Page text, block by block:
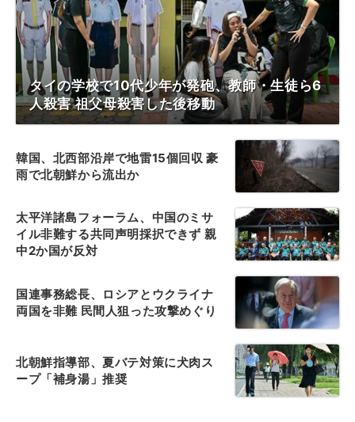
タイの学校で10代少年が発砲、教師・生徒ら6
人殺害 祖父母殺害した後移動
韓国、北西部沿岸で地雷15個回収 豪
雨で北朝鮮から流出か
太平洋諸島フォーラム、中国のミサ
イル非難する共同声明採択できず 親
中2か国が反対
国連事務総長、ロシアとウクライナ
両国を非難 民間人狙った攻撃めぐり
北朝鮮指導部、夏バテ対策に犬肉ス
ープ「補身湯」推奨